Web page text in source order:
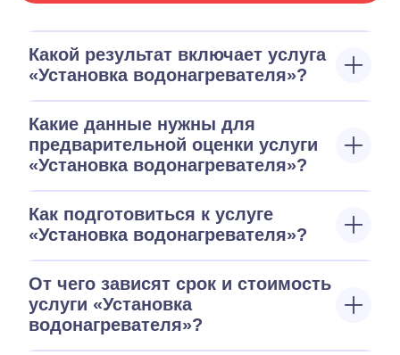
Какой результат включает услуга
«Установка водонагревателя»?
Какие данные нужны для
предварительной оценки услуги
«Установка водонагревателя»?
Как подготовиться к услуге
«Установка водонагревателя»?
От чего зависят срок и стоимость
услуги «Установка
водонагревателя»?